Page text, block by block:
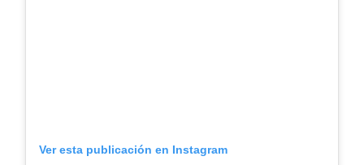
Ver esta publicación en Instagram